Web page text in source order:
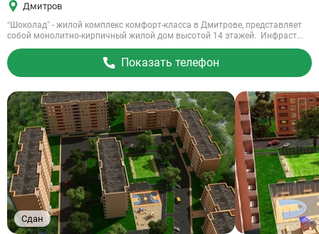
Дмитров
“Шоколад” - жилой комплекс комфорт-класса в Дмитрове, представляет
собой монолитно-кирпичный жилой дом высотой 14 этажей. Инфраст...
Показать телефон
Сдан